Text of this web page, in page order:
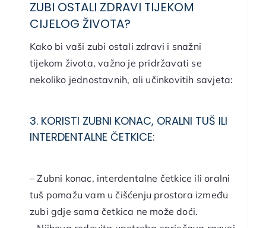
ZUBI OSTALI ZDRAVI TIJEKOM
CIJELOG ŽIVOTA?
Kako bi vaši zubi ostali zdravi i snažni
tijekom života, važno je pridržavati se
nekoliko jednostavnih, ali učinkovitih savjeta:
3. KORISTI ZUBNI KONAC, ORALNI TUŠ ILI
INTERDENTALNE ČETKICE:
– Zubni konac, interdentalne četkice ili oralni
tuš pomažu vam u čišćenju prostora između
zubi gdje sama četkica ne može doći.